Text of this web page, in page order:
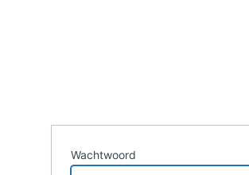
Wachtwoord